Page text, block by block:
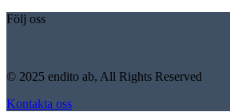
Följ oss
© 2025 endito ab, All Rights Reserved
Kontakta oss